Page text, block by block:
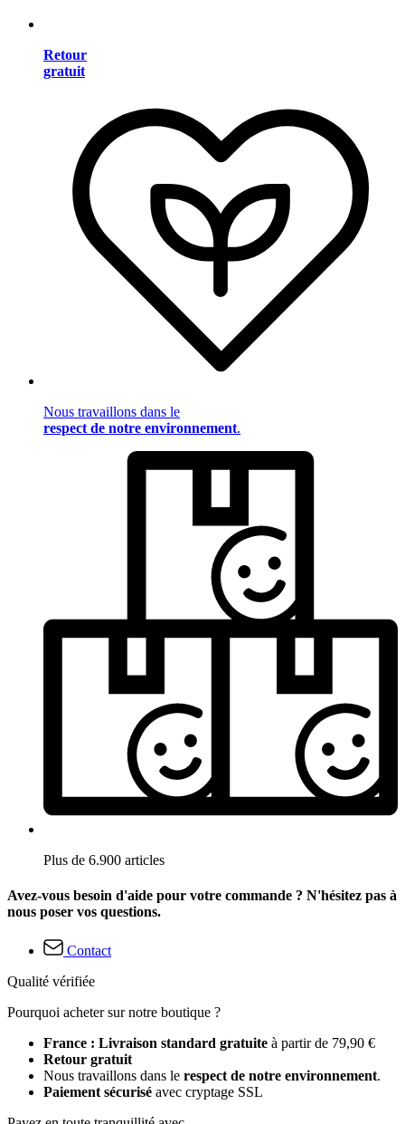
Retour
gratuit
Nous travaillons dans le
respect de notre environnement.
Plus de 6.900 articles
Avez-vous besoin d'aide pour votre commande ? N'hésitez pas à
nous poser vos questions.
Contact
Qualité vérifiée
Pourquoi acheter sur notre boutique ?
France : Livraison standard gratuite à partir de 79,90 €
Retour gratuit
Nous travaillons dans le respect de notre environnement.
Paiement sécurisé avec cryptage SSL